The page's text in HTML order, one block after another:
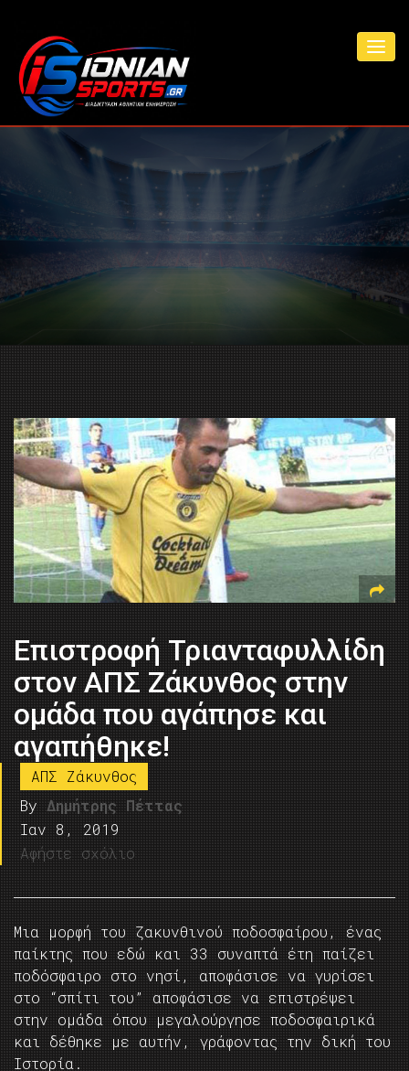
Επιστροφή Τριανταφυλλίδη
στον ΑΠΣ Ζάκυνθος στην
ομάδα που αγάπησε και
αγαπήθηκε!
ΑΠΣ Ζάκυνθος
By Δημήτρης Πέττας
Ιαν 8, 2019
Αφήστε σχόλιο
Μια μορφή του ζακυνθινού ποδοσφαίρου, ένας
παίκτης που εδώ και 33 συναπτά έτη παίζει
ποδόσφαιρο στο νησί, αποφάσισε να γυρίσει
στο “σπίτι του” αποφάσισε να επιστρέψει
στην ομάδα όπου μεγαλούργησε ποδοσφαιρικά
και δέθηκε με αυτήν, γράφοντας την δική του
Ιστορία.